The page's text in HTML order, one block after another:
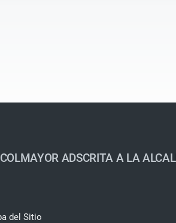
ADSCRITA A LA
del Sitio